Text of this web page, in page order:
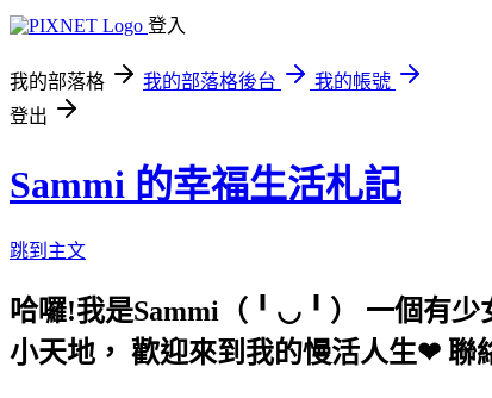
登入
我的部落格 我的部落格後台
我的帳號
登出
Sammi 的幸福生活札記
跳到主文
哈囉!我是Sammi（╹◡╹） 一個有少
小天地， 歡迎來到我的慢活人生❤ 聯